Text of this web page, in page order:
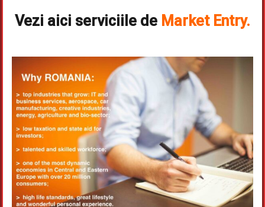
Vezi aici serviciile de Market Entry.